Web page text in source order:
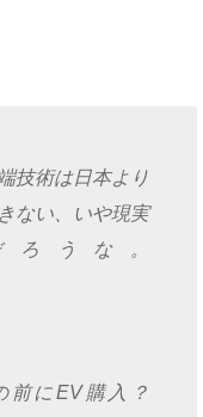
技術は日本より
ない、いや現実
うな。
前にEV購入？